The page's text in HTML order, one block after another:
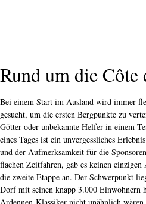
Rund um die Côte
Bei einem Start im Ausland wird immer
gesucht, um die ersten Bergpunkte zu
Götter oder unbekannte Helfer in einem
eines Tages ist ein unvergessliches
und der Aufmerksamkeit für die
flachen Zeitfahren, gab es keinen
die zweite Etappe an. Der Schwerpunkt
Dorf mit seinen knapp 3.000 Einwohnern